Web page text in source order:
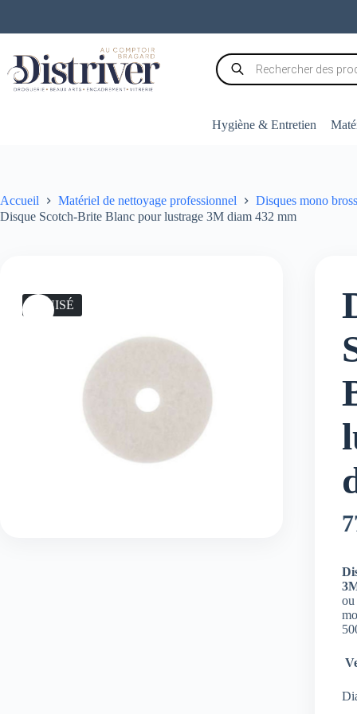
contenu
Recherche
de
produits
Hygiène & Entretien
Accueil Matériel de nettoyage professionnel
Disques mono
Disque Scotch-Brite Blanc pour lustrage 3M diam 432 mm
ÉPUISÉ
ou